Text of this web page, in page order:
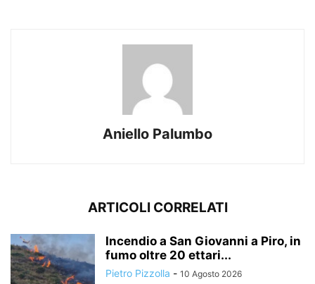
Aniello Palumbo
ARTICOLI CORRELATI
Incendio a San Giovanni a Piro, in
fumo oltre 20 ettari...
Pietro Pizzolla - 10 Agosto 2026